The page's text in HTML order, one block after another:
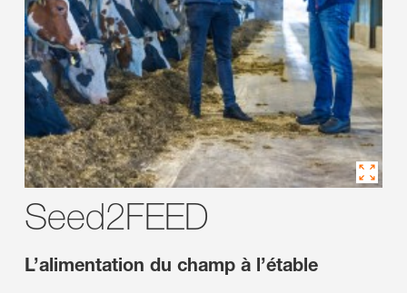
Seed2FEED
L’alimentation du champ à l’étable